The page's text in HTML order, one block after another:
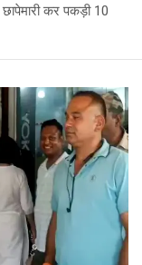
छापेमारी कर पकड़ी 10